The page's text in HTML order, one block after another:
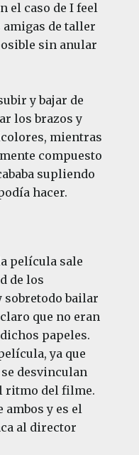
el caso de I feel
amigas de taller
sin anular
y bajar de
los brazos y
mientras
compuesto
supliendo
hacer.
película sale
de los
sobretodo bailar
que no eran
papeles.
ya que
desvinculan
ritmo del filme.
ambos y es el
al director